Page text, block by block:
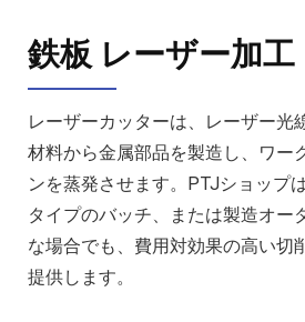
鉄板 レーザー加工
レーザーカッターは、レーザー光
材料から金属部品を製造し、ワー
ンを蒸発させます。PTJショップ
タイプのバッチ、または製造オー
な場合でも、費用対効果の高い切
提供します。